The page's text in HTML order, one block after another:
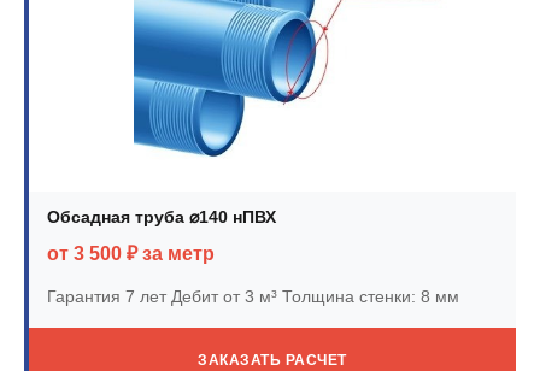
Обсадная труба ⌀140 нПВХ
от 3 500 ₽ за метр
Гарантия 7 летДебит от 3 м³ Толщина стенки: 8 мм
ЗАКАЗАТЬ РАСЧЕТ